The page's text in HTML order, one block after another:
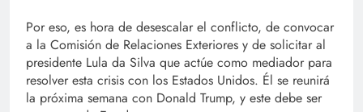
Por eso, es hora de desescalar el conflicto, de convocar
a la Comisión de Relaciones Exteriores y de solicitar al
presidente Lula da Silva que actúe como mediador para
resolver esta crisis con los Estados Unidos. Él se reunirá
la próxima semana con Donald Trump, y este debe ser